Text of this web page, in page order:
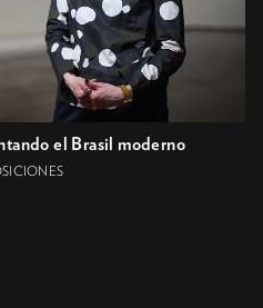
el Brasil moderno